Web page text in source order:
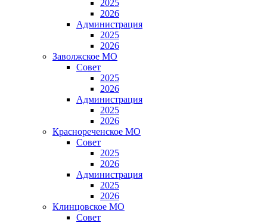
2025
2026
Администрация
2025
2026
Заволжское МО
Совет
2025
2026
Администрация
2025
2026
Краснореченское МО
Совет
2025
2026
Администрация
2025
2026
Клинцовское МО
Совет